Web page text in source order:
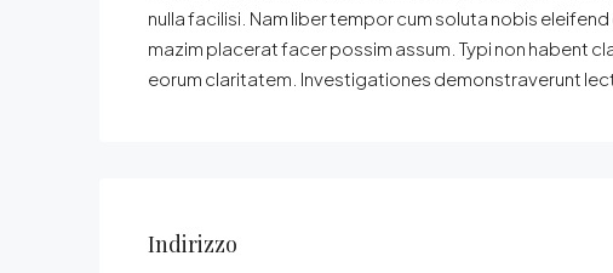
nulla facilisi. Nam liber tempor cum soluta nobis
mazim placerat facer possim assum. Typi non habent
eorum claritatem. Investigationes demonstraverunt
Indirizzo